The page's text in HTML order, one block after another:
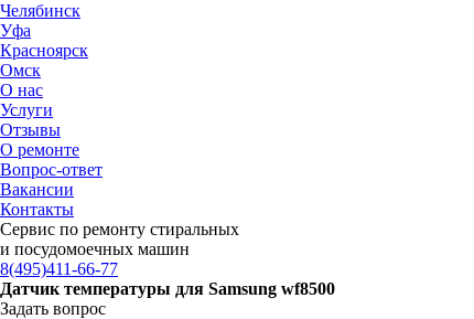
Челябинск
Уфа
Красноярск
Омск
О нас
Услуги
Отзывы
О ремонте
Вопрос-ответ
Вакансии
Контакты
Сервис по ремонту стиральных
и посудомоечных машин
8(495)411-66-77
Датчик температуры для Samsung wf8500
Задать вопрос